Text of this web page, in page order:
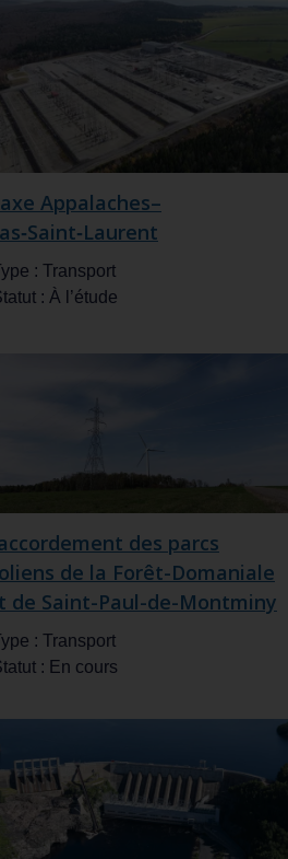
Appalaches–
: Transport
: À l’étude
des parcs
de la Forêt-Domaniale
de Saint-Paul-de-Montminy
: Transport
: En cours